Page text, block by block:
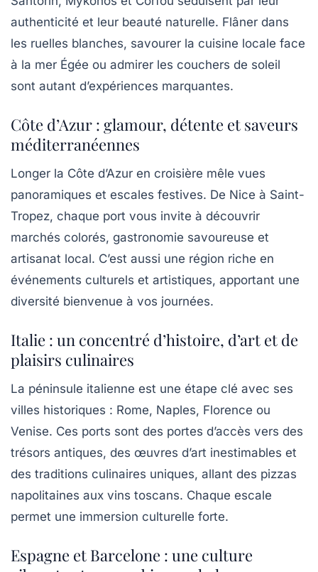
authenticité et leur beauté naturelle. Flâner dans
les ruelles blanches, savourer la cuisine locale face
à la mer Égée ou admirer les couchers de soleil
sont autant d’expériences marquantes.
Côte d’Azur : glamour, détente et saveurs
méditerranéennes
Longer la Côte d’Azur en croisière mêle vues
panoramiques et escales festives. De Nice à Saint-
Tropez, chaque port vous invite à découvrir
marchés colorés, gastronomie savoureuse et
artisanat local. C’est aussi une région riche en
événements culturels et artistiques, apportant une
diversité bienvenue à vos journées.
Italie : un concentré d’histoire, d’art et de
plaisirs culinaires
La péninsule italienne est une étape clé avec ses
villes historiques : Rome, Naples, Florence ou
Venise. Ces ports sont des portes d’accès vers des
trésors antiques, des œuvres d’art inestimables et
des traditions culinaires uniques, allant des pizzas
napolitaines aux vins toscans. Chaque escale
permet une immersion culturelle forte.
Espagne et Barcelone : une culture